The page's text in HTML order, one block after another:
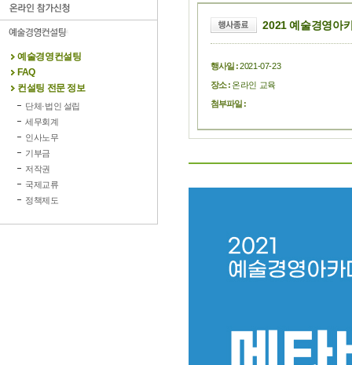
예술경영컨설팅
FAQ
컨설팅 전문 정보
단체·법인 설립
세무회계
인사노무
기부금
저작권
국제교류
정책제도
2021 예술경영아
행사일 :2021-07-23
장소 :온라인 교육
첨부파일 :